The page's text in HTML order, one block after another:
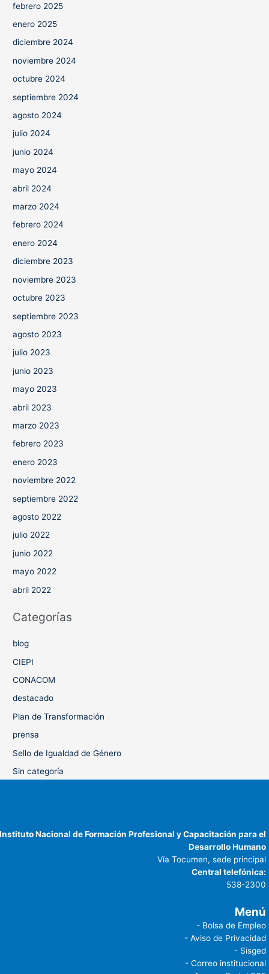
febrero 2025
enero 2025
diciembre 2024
noviembre 2024
octubre 2024
septiembre 2024
agosto 2024
julio 2024
junio 2024
mayo 2024
abril 2024
marzo 2024
febrero 2024
enero 2024
diciembre 2023
noviembre 2023
octubre 2023
septiembre 2023
agosto 2023
julio 2023
junio 2023
mayo 2023
abril 2023
marzo 2023
febrero 2023
enero 2023
noviembre 2022
septiembre 2022
agosto 2022
julio 2022
junio 2022
mayo 2022
abril 2022
Categorías
blog
CIEPI
CONACOM
destacado
Plan de Transformación
prensa
Sello de Igualdad de Género
Sin categoría
Instituto Nacional de Formación Profesional y Capacitación para el
Desarrollo Humano
Vía Tocumen, sede principal
Central telefónica:
538-2300
Menú
- Bolsa de Empleo
- Aviso de Privacidad
- Sisged
- Correo institucional